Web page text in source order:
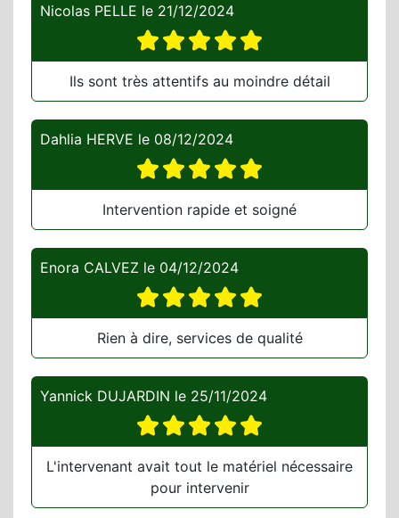
Nicolas PELLE le 21/12/2024
Ils sont très attentifs au moindre détail
Dahlia HERVE le 08/12/2024
Intervention rapide et soigné
Enora CALVEZ le 04/12/2024
Rien à dire, services de qualité
Yannick DUJARDIN le 25/11/2024
L'intervenant avait tout le matériel nécessaire
pour intervenir